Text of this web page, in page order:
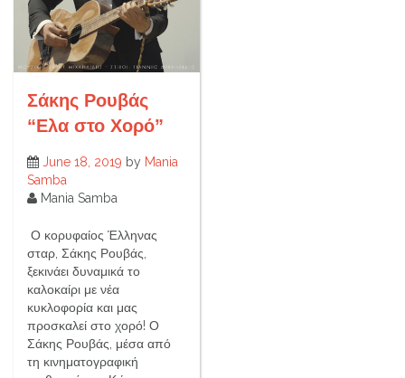
Σάκης Ρουβάς
“Ελα στο Χορό”
June 18, 2019 by Mania
Samba
Mania Samba
Ο κορυφαίος Έλληνας
σταρ, Σάκης Ρουβάς,
ξεκινάει δυναμικά το
καλοκαίρι με νέα
κυκλοφορία και μας
προσκαλεί στο χορό! Ο
Σάκης Ρουβάς, μέσα από
τη κινηματογραφική